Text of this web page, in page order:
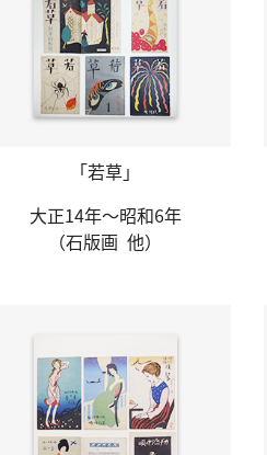
「若草」
大正14年～昭和6年
（石版画 他）